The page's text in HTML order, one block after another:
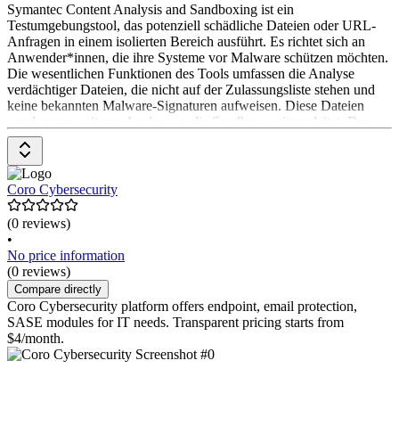
Symantec Content Analysis and Sandboxing ist ein
Testumgebungstool, das potenziell schädliche Dateien oder URL-
Anfragen in einem isolierten Bereich ausführt. Es richtet sich an
Anwender*innen, die ihre Systeme vor Malware schützen möchten.
Die wesentlichen Funktionen des Tools umfassen die Analyse
verdächtiger Dateien, die nicht auf der Zulassungsliste stehen und
keine bekannten Malware-Signaturen aufweisen. Diese Dateien
werden zur weiteren Analyse an die Sandbox weitergeleitet. Das
Pricing-Modell ist nicht explizit angegeben. Bitte kontaktieren Sie
den Anbieter für weitere Informationen.
Coro Cybersecurity
(0 reviews)
•
No price information
(0 reviews)
Compare directly
Coro Cybersecurity platform offers endpoint, email protection,
SASE modules for IT needs. Transparent pricing starts from
$4/month.